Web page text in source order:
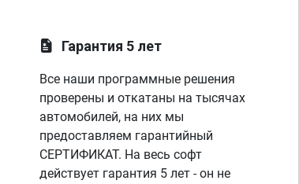
Гарантия 5 лет
Все наши программные решения
проверены и откатаны на тысячах
автомобилей, на них мы
предоставляем гарантийный
СЕРТИФИКАТ. На весь софт
действует гарантия 5 лет - он не